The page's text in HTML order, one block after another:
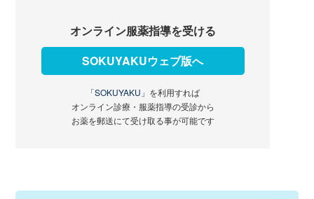
オンライン服薬指導を受ける
SOKUYAKUウェブ版へ
「SOKUYAKU」 を利用すれば
オンライン診療・服薬指導の受診から
お薬を郵送にて受け取る事が可能です